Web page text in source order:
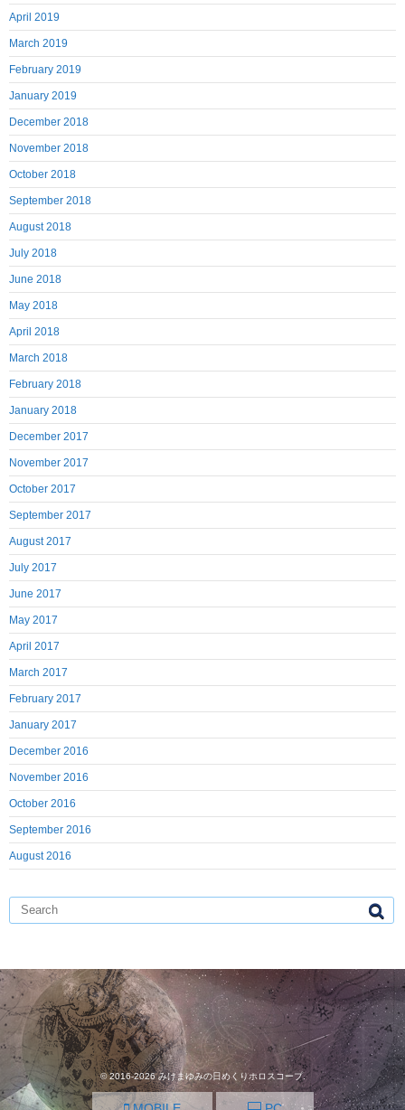
April 2019
March 2019
February 2019
January 2019
December 2018
November 2018
October 2018
September 2018
August 2018
July 2018
June 2018
May 2018
April 2018
March 2018
February 2018
January 2018
December 2017
November 2017
October 2017
September 2017
August 2017
July 2017
June 2017
May 2017
April 2017
March 2017
February 2017
January 2017
December 2016
November 2016
October 2016
September 2016
August 2016
© 2016-2026みけまゆみの日めくりホロスコープ.